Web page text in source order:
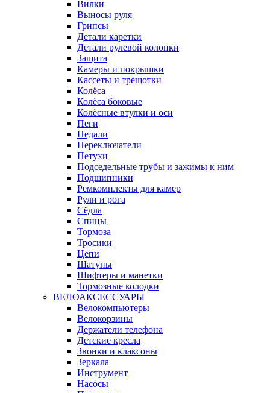
Вилки
Выносы руля
Грипсы
Детали каретки
Детали рулевой колонки
Защита
Камеры и покрышки
Кассеты и трещотки
Колёса
Колёса боковые
Колёсные втулки и оси
Пеги
Педали
Переключатели
Петухи
Подседельные трубы и зажимы к ним
Подшипники
Ремкомплекты для камер
Рули и рога
Сёдла
Спицы
Тормоза
Тросики
Цепи
Шатуны
Шифтеры и манетки
Тормозные колодки
ВЕЛОАКСЕССУАРЫ
Велокомпьютеры
Велокорзины
Держатели телефона
Детские кресла
Звонки и клаксоны
Зеркала
Инструмент
Насосы